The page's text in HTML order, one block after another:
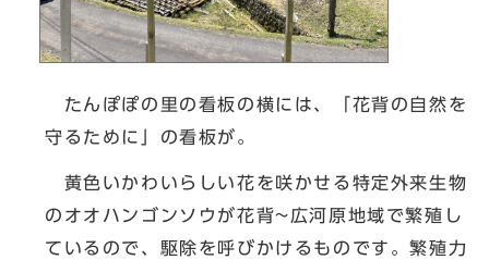
たんぽぽの里の看板の横には、「花背の自然を
守るために」の看板が。
黄色いかわいらしい花を咲かせる特定外来生物
のオオハンゴンソウが花背~広河原地域で繁殖し
ているので、駆除を呼びかけるものです。繁殖力